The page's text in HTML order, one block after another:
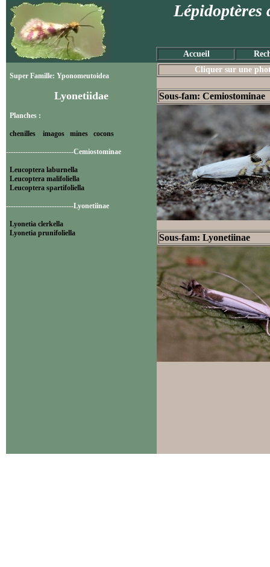
Lépidoptères
Accueil
Super Famille: Yponomeutoidea
Lyonetiidae
Planches :
chenilles imagos mines cocons
----------------------------Cemiostominae
Leucoptera laburnella
Leucoptera malifoliella
Leucoptera spartifoliella
----------------------------Lyonetiinae
Lyonetia clerkella
Lyonetia prunifoliella
Cliquer sur une
Sous-fam: Cemiostominae
Sous-fam: Lyonetiinae